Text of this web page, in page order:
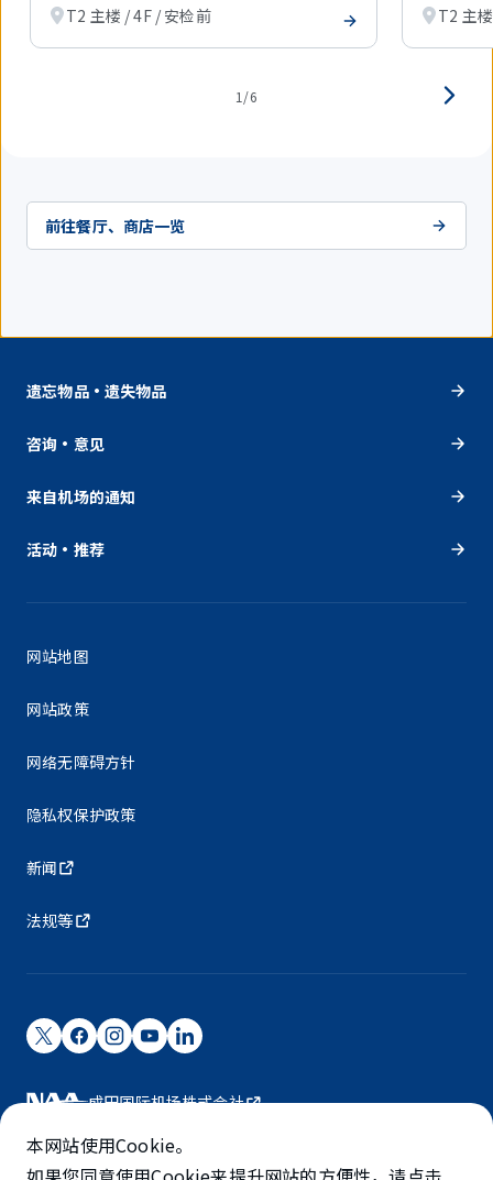
T2 主楼 / 4F / 安检前
T2 主
1/6
前往餐厅、商店一览
遗忘物品・遗失物品
咨询・意见
来自机场的通知
活动・推荐
网站地图
网站政策
网络无障碍方针
隐私权保护政策
新闻
法规等
成田国际机场株式会社
成田国际机场由NAA运营。
©NARITA INTERNATIONAL AIRPORT CORPORATION
本网站使用Cookie。